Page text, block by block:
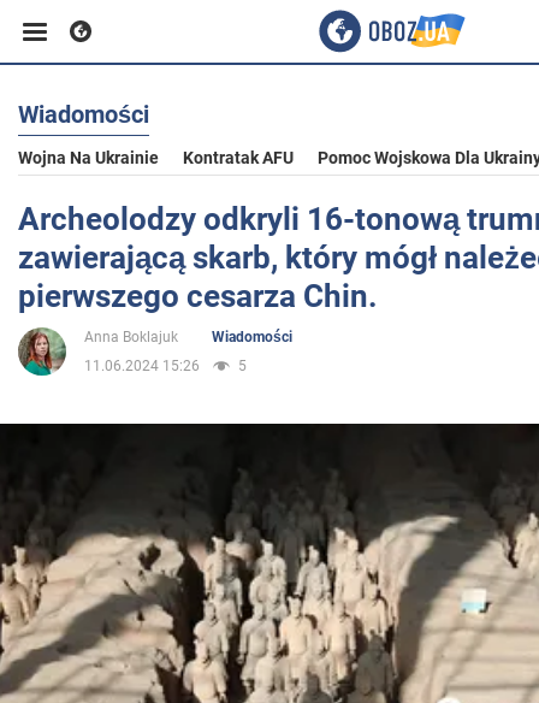
Biznes
Sport
Rozrywka
Życie
Społeczeństwo
Wojna na Ukrainie
Świat
Wiadomości
Wojna Na Ukrainie Kontratak AFU Pomoc Wojskowa Dla
Archeolodzy odkryli 16-tonową
zawierającą skarb, który mógł
pierwszego cesarza Chin.
Anna Boklajuk
Wiadomości
11.06.2024 15:26
5